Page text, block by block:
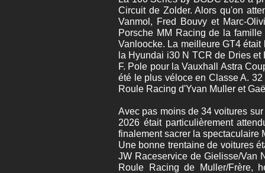
Circuit de Zolder. Alors qu'on
Vanmol, Fred Bouvy et Marc-
Porsche MM Racing de la
Vanloocke. La meilleure GT4
la Hyundai i30 N TCR de Dries
F. Pole pour la Vauxhall Astra
été le plus véloce en Classe A.
Roule Racing d'Yvan Muller et
Avec pas moins de 34 voitures
2026 était particulièrement
finalement sacrer la spectaculaire
Une bonne trentaine de voitures
JW Raceservice de Gielisse/Van
Roule Racing de Muller/Frère,